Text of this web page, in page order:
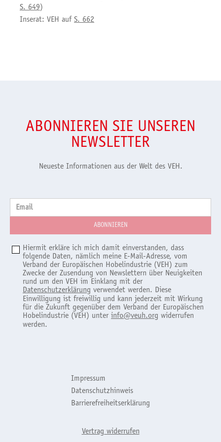
S. 649)
Inserat: VEH auf S. 662
ABONNIEREN SIE UNSEREN
NEWSLETTER
Neueste Informationen aus der Welt des VEH.
Email
Hiermit erkläre ich mich damit einverstanden, dass
folgende Daten, nämlich meine E-Mail-Adresse, vom
Verband der Europäischen Hobelindustrie (VEH) zum
Zwecke der Zusendung von Newslettern über Neuigkeiten
rund um den VEH im Einklang mit der
Datenschutzerklärung verwendet werden. Diese
Einwilligung ist freiwillig und kann jederzeit mit Wirkung
für die Zukunft gegenüber dem Verband der Europäischen
Hobelindustrie (VEH) unter info@veuh.org widerrufen
werden.
Impressum
Datenschutzhinweis
Barrierefreiheitserklärung
Vertrag widerrufen